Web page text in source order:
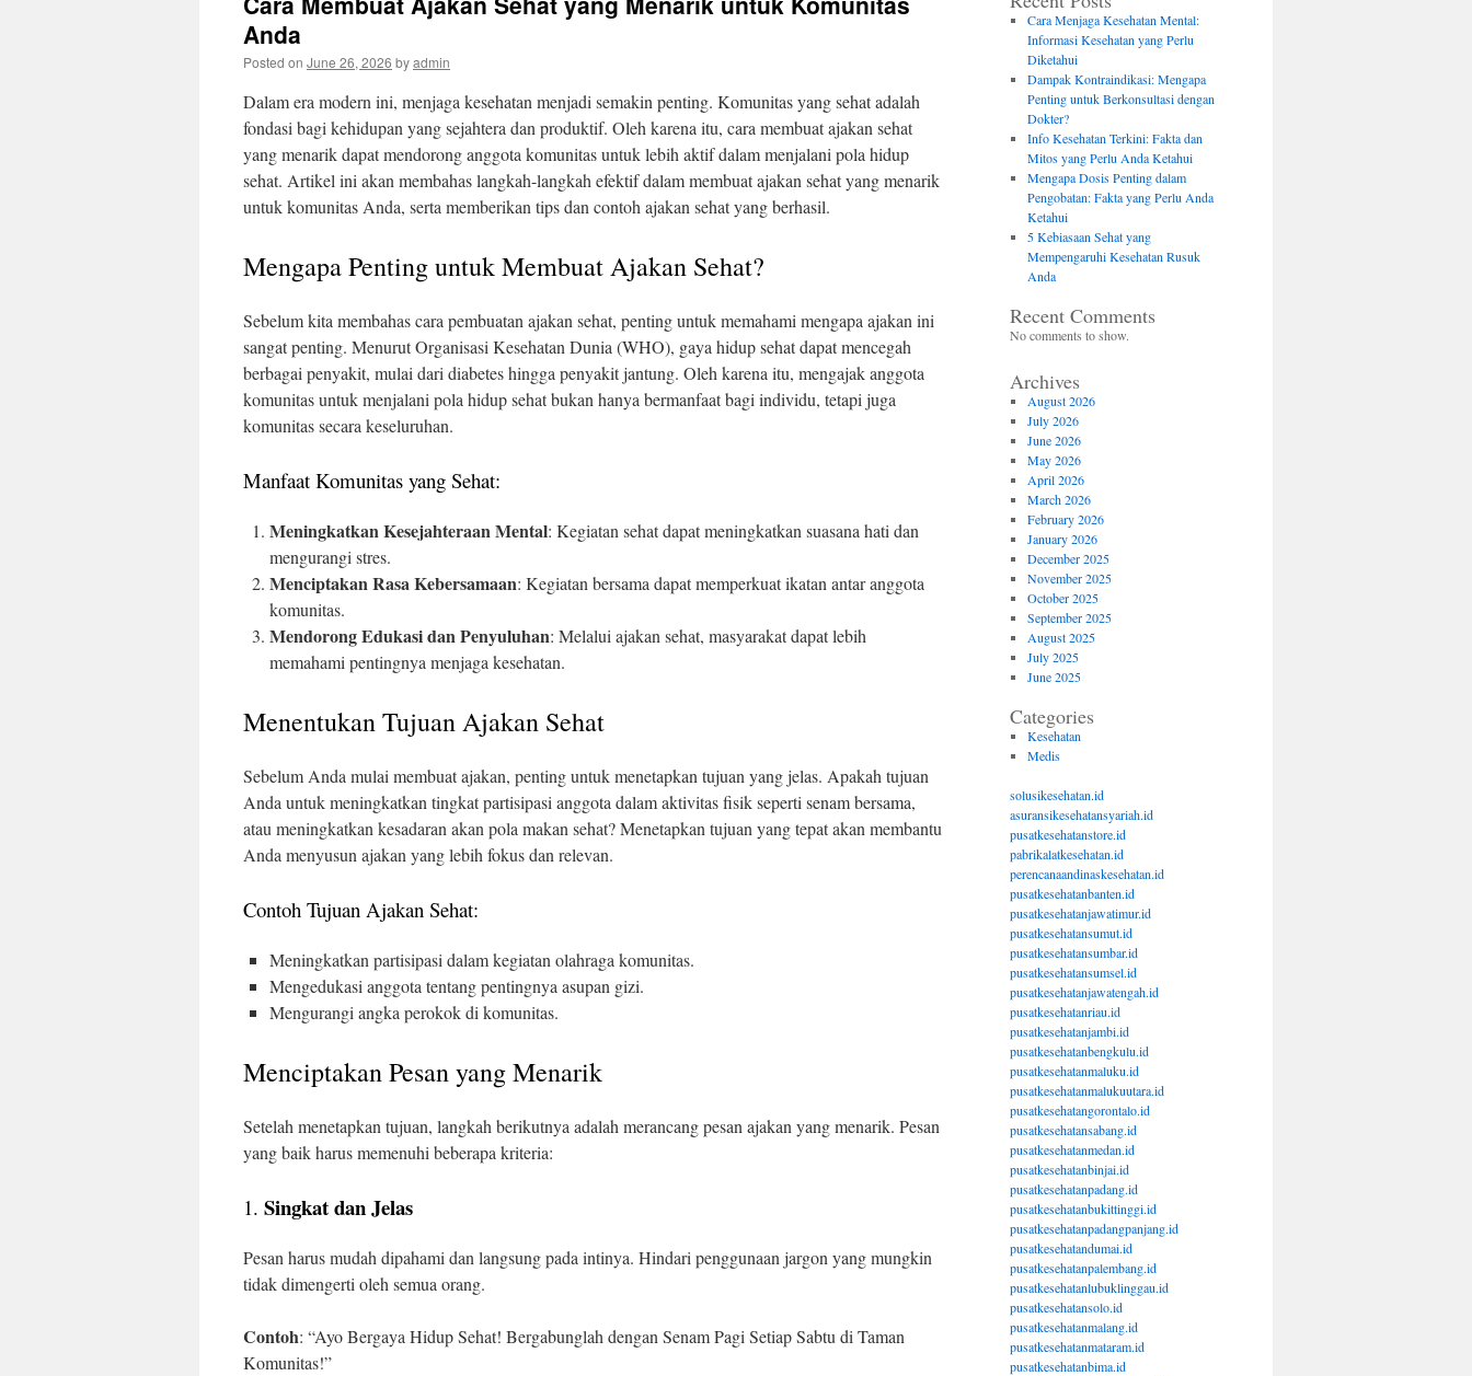
Anda
Posted on June 26, 2026 byadmin
Dalam era modern ini, menjaga kesehatan menjadi semakin penting. Komunitas yang sehat adalah
fondasi bagi kehidupan yang sejahtera dan produktif. Oleh karena itu, cara membuat ajakan sehat
yang menarik dapat mendorong anggota komunitas untuk lebih aktif dalam menjalani pola hidup
sehat. Artikel ini akan membahas langkah-langkah efektif dalam membuat ajakan sehat yang menarik
untuk komunitas Anda, serta memberikan tips dan contoh ajakan sehat yang berhasil.
Mengapa Penting untuk Membuat Ajakan Sehat?
Sebelum kita membahas cara pembuatan ajakan sehat, penting untuk memahami mengapa ajakan ini
sangat penting. Menurut Organisasi Kesehatan Dunia (WHO), gaya hidup sehat dapat mencegah
berbagai penyakit, mulai dari diabetes hingga penyakit jantung. Oleh karena itu, mengajak anggota
komunitas untuk menjalani pola hidup sehat bukan hanya bermanfaat bagi individu, tetapi juga
komunitas secara keseluruhan.
Manfaat Komunitas yang Sehat:
Meningkatkan Kesejahteraan Mental: Kegiatan sehat dapat meningkatkan suasana hati dan
mengurangi stres.
Menciptakan Rasa Kebersamaan: Kegiatan bersama dapat memperkuat ikatan antar anggota
komunitas.
Mendorong Edukasi dan Penyuluhan: Melalui ajakan sehat, masyarakat dapat lebih
memahami pentingnya menjaga kesehatan.
Menentukan Tujuan Ajakan Sehat
Sebelum Anda mulai membuat ajakan, penting untuk menetapkan tujuan yang jelas. Apakah tujuan
Anda untuk meningkatkan tingkat partisipasi anggota dalam aktivitas fisik seperti senam bersama,
atau meningkatkan kesadaran akan pola makan sehat? Menetapkan tujuan yang tepat akan membantu
Anda menyusun ajakan yang lebih fokus dan relevan.
Contoh Tujuan Ajakan Sehat:
Meningkatkan partisipasi dalam kegiatan olahraga komunitas.
Mengedukasi anggota tentang pentingnya asupan gizi.
Mengurangi angka perokok di komunitas.
Menciptakan Pesan yang Menarik
Setelah menetapkan tujuan, langkah berikutnya adalah merancang pesan ajakan yang menarik. Pesan
yang baik harus memenuhi beberapa kriteria:
1. Singkat dan Jelas
Pesan harus mudah dipahami dan langsung pada intinya. Hindari penggunaan jargon yang mungkin
tidak dimengerti oleh semua orang.
Contoh: “Ayo Bergaya Hidup Sehat! Bergabunglah dengan Senam Pagi Setiap Sabtu di Taman
Komunitas!”
Cara Menjaga Kesehatan Mental:
Informasi Kesehatan yang Perlu
Diketahui
Dampak Kontraindikasi: Mengapa
Penting untuk Berkonsultasi dengan
Dokter?
Info Kesehatan Terkini: Fakta dan
Mitos yang Perlu Anda Ketahui
Mengapa Dosis Penting dalam
Pengobatan: Fakta yang Perlu Anda
Ketahui
5 Kebiasaan Sehat yang
Mempengaruhi Kesehatan Rusuk
Anda
Recent Comments
No comments to show.
Archives
August 2026
July 2026
June 2026
May 2026
April 2026
March 2026
February 2026
January 2026
December 2025
November 2025
October 2025
September 2025
August 2025
July 2025
June 2025
Categories
Kesehatan
Medis
solusikesehatan.id
asuransikesehatansyariah.id
pusatkesehatanstore.id
pabrikalatkesehatan.id
perencanaandinaskesehatan.id
pusatkesehatanbanten.id
pusatkesehatanjawatimur.id
pusatkesehatansumut.id
pusatkesehatansumbar.id
pusatkesehatansumsel.id
pusatkesehatanjawatengah.id
pusatkesehatanriau.id
pusatkesehatanjambi.id
pusatkesehatanbengkulu.id
pusatkesehatanmaluku.id
pusatkesehatanmalukuutara.id
pusatkesehatangorontalo.id
pusatkesehatansabang.id
pusatkesehatanmedan.id
pusatkesehatanbinjai.id
pusatkesehatanpadang.id
pusatkesehatanbukittinggi.id
pusatkesehatanpadangpanjang.id
pusatkesehatandumai.id
pusatkesehatanpalembang.id
pusatkesehatanlubuklinggau.id
pusatkesehatansolo.id
pusatkesehatanmalang.id
pusatkesehatanmataram.id
pusatkesehatanbima.id